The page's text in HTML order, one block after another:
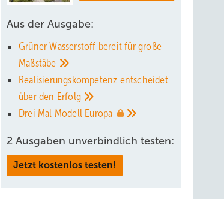
Aus der Ausgabe:
Grüner Wasserstoff bereit für große
Maßstäbe
Realisierungskompetenz entscheidet
über den Erfolg
Drei Mal Modell Europa
2 Ausgaben unverbindlich testen:
Jetzt kostenlos testen!